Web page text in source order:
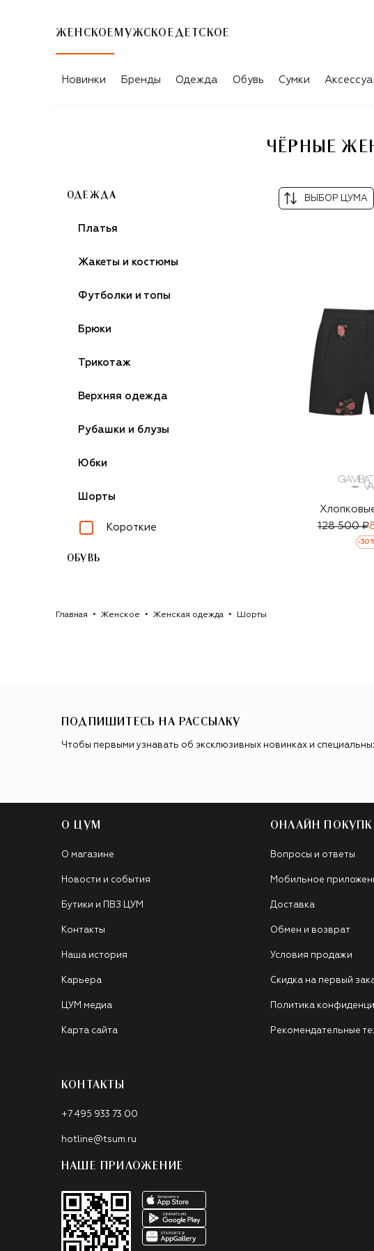
ЖЕНСКОЕ МУЖСКОЕ ДЕТСКОЕ
ЧЁРНЫЕ ЖЕНСКИЕ ШОРТЫ GIAMBATTISTA
Новинки Бренды Одежда Обувь Сумки
ЧЁРНЫЕ
ОДЕЖДА
Платья
Жакеты и костюмы
Футболки и топы
Брюки
Трикотаж
Верхняя одежда
Рубашки и блузы
Юбки
Шорты
Короткие
ОБУВЬ
ВЫБОР ЦУМА
128 500 ₽
-30
Главная Женское Женская одежда Шорты
ПОДПИШИТЕСЬ НА РАССЫЛКУ
Чтобы первыми узнавать об эксклюзивных новинках и
О ЦУМ
О магазине
Новости и события
Бутики и ПВЗ ЦУМ
Контакты
Наша история
Карьера
ЦУМ медиа
Карта сайта
ОНЛАЙН
Вопросы и ответы
Мобильное
Доставка
Обмен и возврат
Условия продажи
Скидка на первый
Политика
Рекомендательные
КОНТАКТЫ
+7 495 933 73 00
hotline@tsum.ru
НАШЕ ПРИЛОЖЕНИЕ